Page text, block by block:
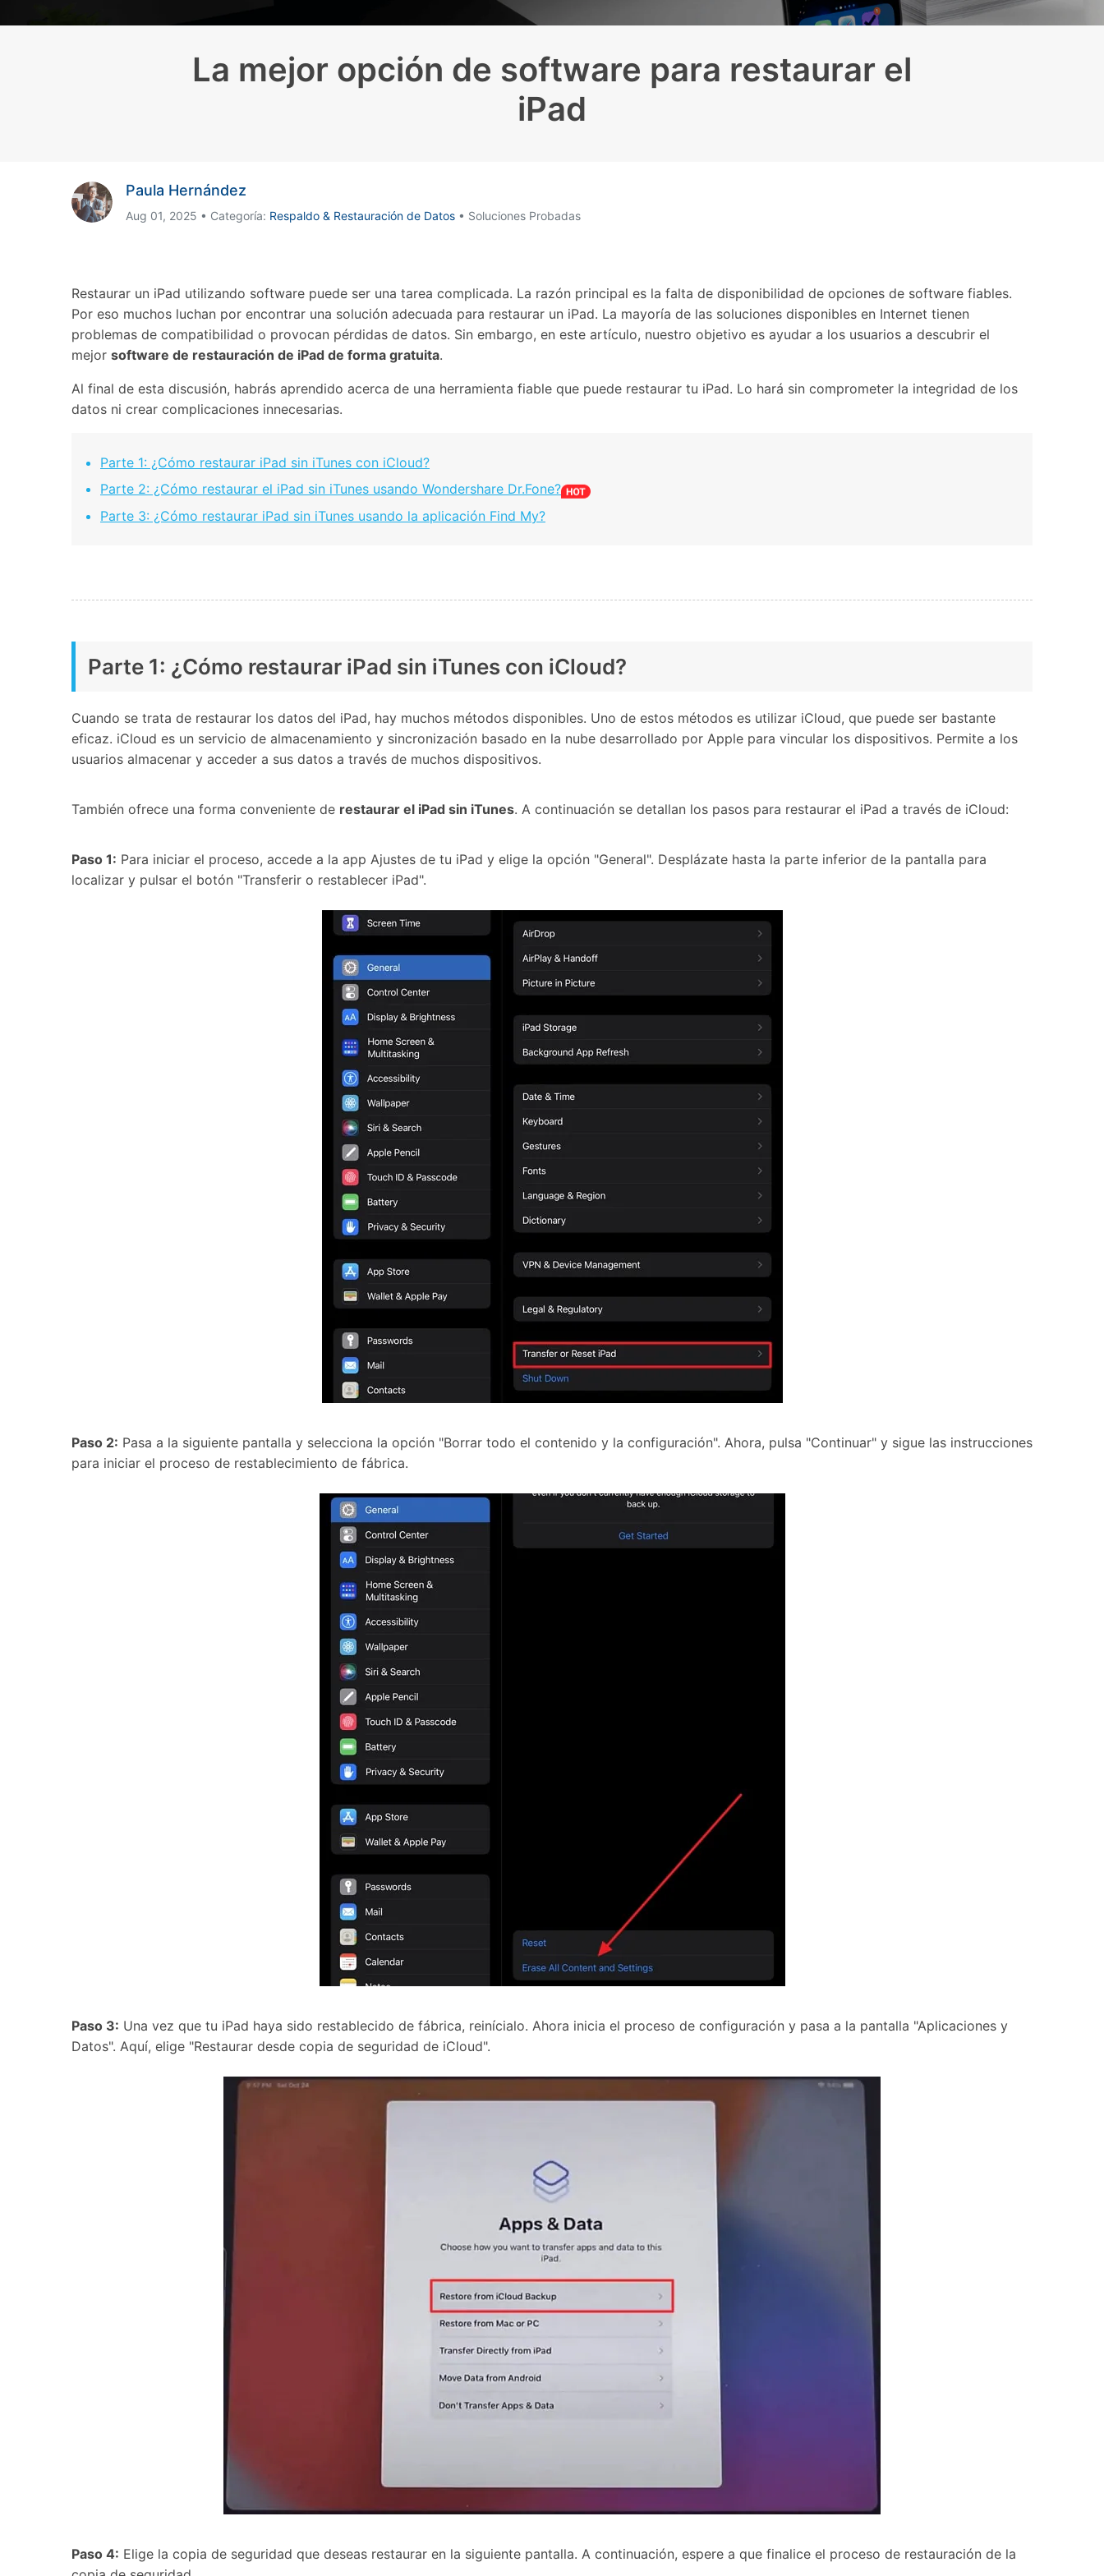
Borrador de
Borrador de
Ubicación Virtual
Convierte varias fotos HEIC a JPG
Transferir datos Samsung
Transferir WhatsApp Business
Respaldar y restaurar WhatsApp
Día Mundial del Backup
Guía para vender móvil usado
Contáctanos
Comienza online ahora
La mejor opción de software para restaurar el
iPad
Paula Hernández
Aug 01, 2025 • Categoría: Respaldo & Restauración de Datos • Soluciones Probadas
Restaurar un iPad utilizando software puede ser una tarea complicada. La razón principal es la falta de disponibilidad de opciones de software fiables.
Por eso muchos luchan por encontrar una solución adecuada para restaurar un iPad. La mayoría de las soluciones disponibles en Internet tienen
problemas de compatibilidad o provocan pérdidas de datos. Sin embargo, en este artículo, nuestro objetivo es ayudar a los usuarios a descubrir el
mejor software de restauración de iPad de forma gratuita.
Al final de esta discusión, habrás aprendido acerca de una herramienta fiable que puede restaurar tu iPad. Lo hará sin comprometer la integridad de los
datos ni crear complicaciones innecesarias.
Parte 1: ¿Cómo restaurar iPad sin iTunes con iCloud?
Parte 2: ¿Cómo restaurar el iPad sin iTunes usando Wondershare Dr.Fone?
Parte 3: ¿Cómo restaurar iPad sin iTunes usando la aplicación Find My?
Parte 1: ¿Cómo restaurar iPad sin iTunes con iCloud?
Cuando se trata de restaurar los datos del iPad, hay muchos métodos disponibles. Uno de estos métodos es utilizar iCloud, que puede ser bastante
eficaz. iCloud es un servicio de almacenamiento y sincronización basado en la nube desarrollado por Apple para vincular los dispositivos. Permite a los
usuarios almacenar y acceder a sus datos a través de muchos dispositivos.
También ofrece una forma conveniente de restaurar el iPad sin iTunes. A continuación se detallan los pasos para restaurar el iPad a través de iCloud:
Paso 1: Para iniciar el proceso, accede a la app Ajustes de tu iPad y elige la opción "General". Desplázate hasta la parte inferior de la pantalla para
localizar y pulsar el botón "Transferir o restablecer iPad".
Paso 2: Pasa a la siguiente pantalla y selecciona la opción "Borrar todo el contenido y la configuración". Ahora, pulsa "Continuar" y sigue las instrucciones
para iniciar el proceso de restablecimiento de fábrica.
Paso 3: Una vez que tu iPad haya sido restablecido de fábrica, reinícialo. Ahora inicia el proceso de configuración y pasa a la pantalla "Aplicaciones y
Datos". Aquí, elige "Restaurar desde copia de seguridad de iCloud".
Paso 4: Elige la copia de seguridad que deseas restaurar en la siguiente pantalla. A continuación, espere a que finalice el proceso de restauración de la